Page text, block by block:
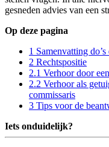
gesneden advies van een
Op deze pagina
1 Samenvatting do’s
2 Rechtspositie
2.1 Verhoor door
2.2 Verhoor als
commissaris
3 Tips voor de
Iets onduidelijk?